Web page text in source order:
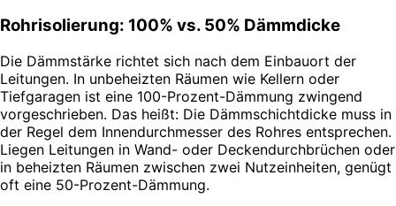
Rohrisolierung: 100% vs. 50% Dämmdicke
Die Dämmstärke richtet sich nach dem Einbauort der
Leitungen. In unbeheizten Räumen wie Kellern oder
Tiefgaragen ist eine 100-Prozent-Dämmung zwingend
vorgeschrieben. Das heißt: Die Dämmschichtdicke muss in
der Regel dem Innendurchmesser des Rohres entsprechen.
Liegen Leitungen in Wand- oder Deckendurchbrüchen oder
in beheizten Räumen zwischen zwei Nutzeinheiten, genügt
oft eine 50-Prozent-Dämmung.